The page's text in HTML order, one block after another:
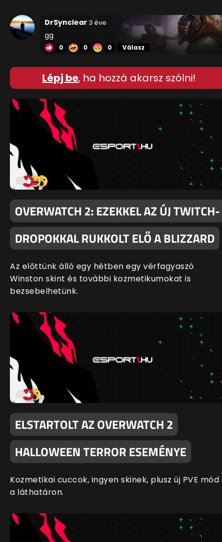
DrSynclear 3 éve
gg
0 0 0 Válasz
Lépj be, ha hozzá akarsz szólni!
OVERWATCH 2: EZEKKEL AZ ÚJ TWITCH-
DROPOKKAL RUKKOLT ELŐ A BLIZZARD
Az előttünk álló egy hétben egy vérfagyaszó
Winston skint és további kozmetikumokat is
bezsebelhetünk.
ELSTARTOLT AZ OVERWATCH 2
HALLOWEEN TERROR ESEMÉNYE
Kozmetikai cuccok, ingyen skinek, plusz új PVE mód
a láthatáron.